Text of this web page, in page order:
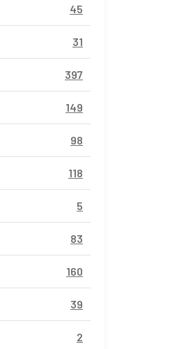
45
31
397
149
98
118
5
83
160
39
2